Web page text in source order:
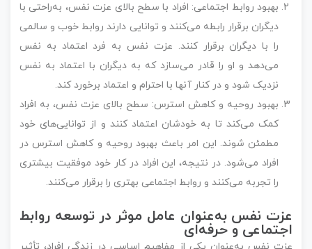
بهبود روابط اجتماعی: افراد با سطح بالای عزت نفس، به‌راحتی با
دیگران برقرار رابطه می‌کنند و توانایی دارند روابط خوب و سالمی
را با دیگران برقرار کنند. عزت نفس به فرد اعتماد به نفس
می‌دهد و او را قادر می‌سازد که به دیگران با اعتماد به نفس
نزدیک شود و در کنار آنها با احترام و اعتماد برخورد کند.
بهبود روحیه و کاهش استرس: سطح بالای عزت نفس، به افراد
کمک می‌کند تا به خودشان اعتماد کنند و از توانایی‌های خود
مطمئن شوند. این امر باعث بهبود روحیه و کاهش استرس در
افراد می‌شود. در نتیجه، این افراد در کار خود موفقیت بیشتری
را تجربه می‌کنند و روابط اجتماعی بهتری را برقرار می‌کنند.
عزت نفس به‌عنوان عامل موثر در توسعه روابط
اجتماعی و حرفه‌ای